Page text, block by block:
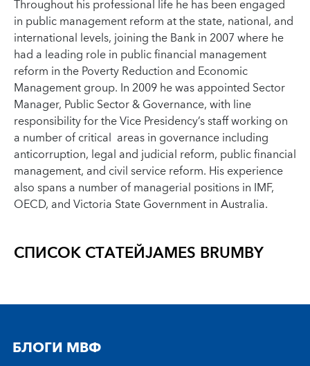
Throughout his professional life he has been engaged
in public management reform at the state, national, and
international levels, joining the Bank in 2007 where he
had a leading role in public financial management
reform in the Poverty Reduction and Economic
Management group. In 2009 he was appointed Sector
Manager, Public Sector & Governance, with line
responsibility for the Vice Presidency’s staff working on
a number of critical areas in governance including
anticorruption, legal and judicial reform, public financial
management, and civil service reform. His experience
also spans a number of managerial positions in IMF,
OECD, and Victoria State Government in Australia.
СПИСОК СТАТЕЙJAMES BRUMBY
БЛОГИ МВФ